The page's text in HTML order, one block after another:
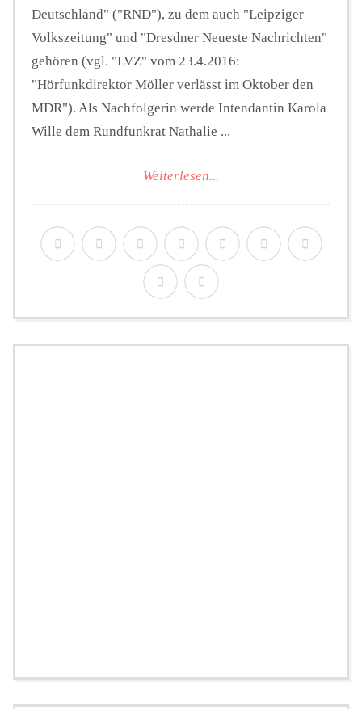
Deutschland" ("RND"), zu dem auch "Leipziger
Volkszeitung" und "Dresdner Neueste Nachrichten"
gehören (vgl. "LVZ" vom 23.4.2016:
"Hörfunkdirektor Möller verlässt im Oktober den
MDR"). Als Nachfolgerin werde Intendantin Karola
Wille dem Rundfunkrat Nathalie ...
Weiterlesen...